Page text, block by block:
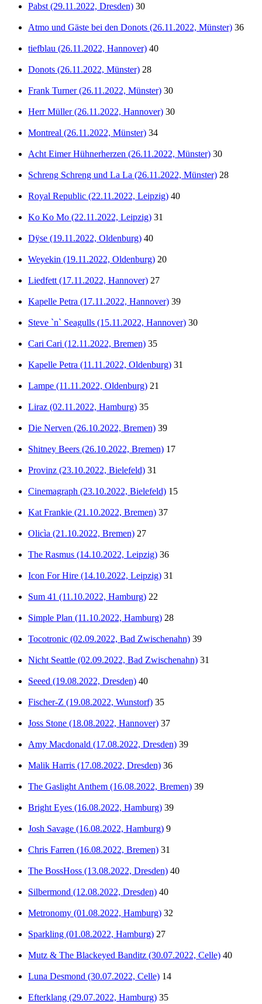
Pabst (29.11.2022, Dresden) 30
Atmo und Gäste bei den Donots (26.11.2022, Münster) 36
tiefblau (26.11.2022, Hannover) 40
Donots (26.11.2022, Münster) 28
Frank Turner (26.11.2022, Münster) 30
Herr Müller (26.11.2022, Hannover) 30
Montreal (26.11.2022, Münster) 34
Acht Eimer Hühnerherzen (26.11.2022, Münster) 30
Schreng Schreng und La La (26.11.2022, Münster) 28
Royal Republic (22.11.2022, Leipzig) 40
Ko Ko Mo (22.11.2022, Leipzig) 31
Dÿse (19.11.2022, Oldenburg) 40
Weyekin (19.11.2022, Oldenburg) 20
Liedfett (17.11.2022, Hannover) 27
Kapelle Petra (17.11.2022, Hannover) 39
Steve `n` Seagulls (15.11.2022, Hannover) 30
Cari Cari (12.11.2022, Bremen) 35
Kapelle Petra (11.11.2022, Oldenburg) 31
Lampe (11.11.2022, Oldenburg) 21
Liraz (02.11.2022, Hamburg) 35
Die Nerven (26.10.2022, Bremen) 39
Shitney Beers (26.10.2022, Bremen) 17
Provinz (23.10.2022, Bielefeld) 31
Cinemagraph (23.10.2022, Bielefeld) 15
Kat Frankie (21.10.2022, Bremen) 37
Olicìa (21.10.2022, Bremen) 27
The Rasmus (14.10.2022, Leipzig) 36
Icon For Hire (14.10.2022, Leipzig) 31
Sum 41 (11.10.2022, Hamburg) 22
Simple Plan (11.10.2022, Hamburg) 28
Tocotronic (02.09.2022, Bad Zwischenahn) 39
Nicht Seattle (02.09.2022, Bad Zwischenahn) 31
Seeed (19.08.2022, Dresden) 40
Fischer-Z (19.08.2022, Wunstorf) 35
Joss Stone (18.08.2022, Hannover) 37
Amy Macdonald (17.08.2022, Dresden) 39
Malik Harris (17.08.2022, Dresden) 36
The Gaslight Anthem (16.08.2022, Bremen) 39
Bright Eyes (16.08.2022, Hamburg) 39
Josh Savage (16.08.2022, Hamburg) 9
Chris Farren (16.08.2022, Bremen) 31
The BossHoss (13.08.2022, Dresden) 40
Silbermond (12.08.2022, Dresden) 40
Metronomy (01.08.2022, Hamburg) 32
Sparkling (01.08.2022, Hamburg) 27
Mutz & The Blackeyed Banditz (30.07.2022, Celle) 40
Luna Desmond (30.07.2022, Celle) 14
Efterklang (29.07.2022, Hamburg) 35